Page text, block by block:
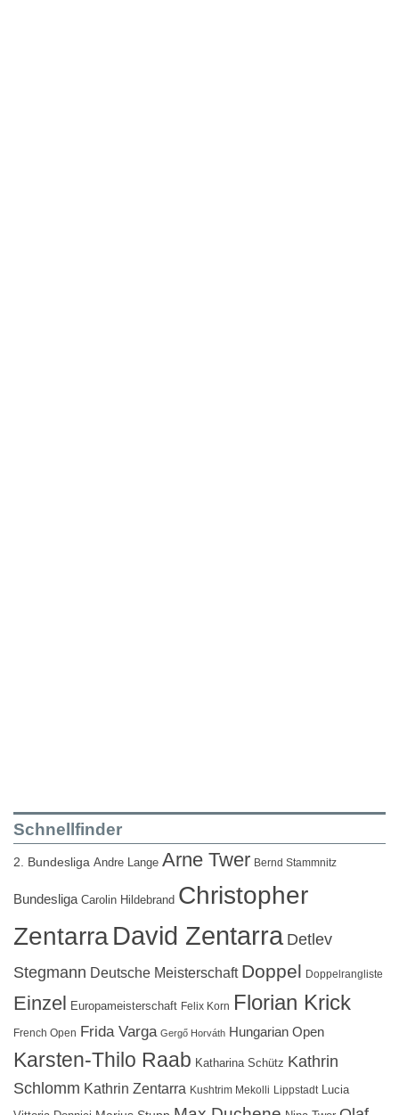
Schnellfinder
2. Bundesliga Andre Lange Arne Twer Bernd Stammnitz
Bundesliga Carolin Hildebrand Christopher
ZentarraDavid Zentarra Detlev
Stegmann Deutsche Meisterschaft Doppel Doppelrangliste
Einzel Europameisterschaft Felix Korn Florian Krick
French Open Frida Varga Gergő Horváth Hungarian Open
Karsten-Thilo Raab Katharina Schütz Kathrin
Schlomm Kathrin Zentarra Kushtrim Mekolli Lippstadt Lucia